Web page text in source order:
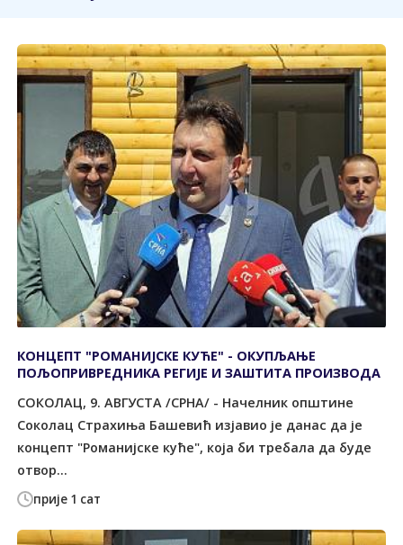
прије 1 сат
КОНЦЕПТ "РОМАНИЈСКЕ КУЋЕ" - ОКУПЉАЊЕ
ПОЉОПРИВРЕДНИКА РЕГИЈЕ И ЗАШТИТА ПРОИЗВОДА
СОКОЛАЦ, 9. АВГУСТА /СРНА/ - Начелник општине
Соколац Страхиња Башевић изјавио је данас да је
концепт "Романијске куће", која би требала да буде
отвор...